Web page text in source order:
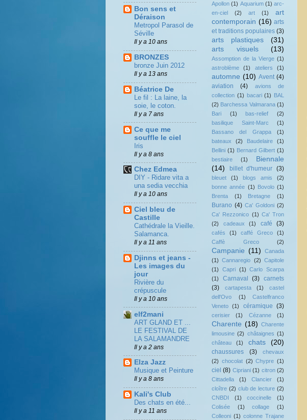
Bon sens et
Déraison
Metropol Parasol de
Séville
Il y a 10 ans
BRONZES
bronze Juin 2012
Il y a 13 ans
Béatrice De
Le fil : La laine, la
soie, le coton.
Il y a 7 ans
Ce que me
souffle le ciel
Iris
Il y a 8 ans
Chez Edmea
DIY - Ridare vita a
una sedia vecchia
Il y a 10 ans
Ciel bleu de
Castille
Cathédrale la Vieille.
Salamanca.
Il y a 11 ans
Djinns et jeans -
Les images du
jour
Rivière du
crépuscule
Il y a 10 ans
elf2mani
ART GLAND ET ...
LE FESTIVAL DE
LA SALAMANDRE
Il y a 2 ans
Elza Jazz
Musique et Peinture
Il y a 8 ans
Kali's Club
Des chats en été...
Il y a 11 ans
Apollon (1) Aquarium (1) arc-
en-ciel
(2) art (1)
art
contemporain (16) arts
et traditions populaires (3)
arts plastiques
(31)
arts visuels
(13)
Assomption de la Vierge (1)
astroblème
(1) ateliers (1)
automne (10) Avent (4)
aviation
(4)
avions de
collection (1) bacari (1)
BAL
(2) Barchessa Valmarana (1)
Bari
(1) bas-relief
(2)
basilique Saint-Marc
(1)
Bassano del Grappa
(1)
bateaux
(2) Baudelaire
(1)
Bellini (1) Bernard Gilbert (1)
bestiaire
(1)
Biennale
(14)
billet d'humeur (3)
bleuet (1) blogs amis
(2)
bonne année (1) Bovolo (1)
Brenta
(1) Bretagne (1)
Burano (4) Ca' Goldoni (2)
Ca' Rezzonico (1) Ca' Tron
(2)
cadeaux (1) café (3)
cafés (1) caffé Greco
(1)
Caffè Greco
(2)
Campanie (11)
Canada
(1)
Cannaregio (2) Capitole
(1)
Capri (1)
Carlo Scarpa
(1)
Carnaval (3) carnets
(3)
cartapesta (1)
castel
dell'Ovo
(1)
Castelfranco
Veneto
(1) céramique (3)
cerisier (1) Cézanne (1)
Charente (18) Charente
limousine (2) châtaignes (1)
château
(1) chats (20)
chaussures (3)
chevaux
(2) chocolat (2) Chypre (1)
ciel (8) Cipriani (1) citron (2)
Cittadella
(1) Clancier
(1)
cloître (2) club de lecture (2)
CNBDI
(1) coccinelle
(1)
Colisée
(1) collage
(1)
Colleoni (1) colonne Trajane